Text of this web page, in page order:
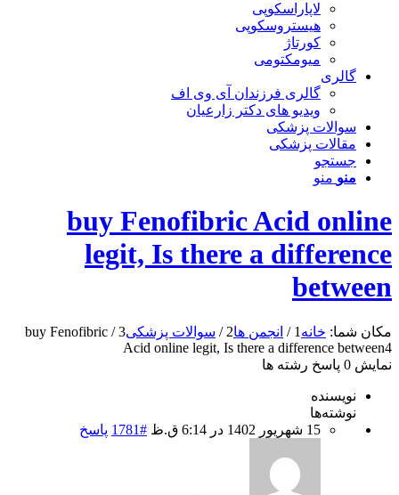
لاپاراسکوپی
هیستروسکوپی
کورتاژ
میومکتومی
گالری
گالری فرزندان آی وی اف
ویدیو های دکتر زارعیان
سوالات پزشکی
مقالات پزشکی
جستجو
منو منو
buy Fenofibric Acid online
legit, Is there a difference
between
مکان شما: خانه 1
/ انجمن ها2
/ سوالات پزشکی3
/
buy Fenofibric
Acid online legit, Is there a difference between4
نمایش 0 پاسخ رشته ها
نویسنده
نوشته‌ها
15 شهریور 1402 در 6:14 ق.ظ
#1781 پاسخ